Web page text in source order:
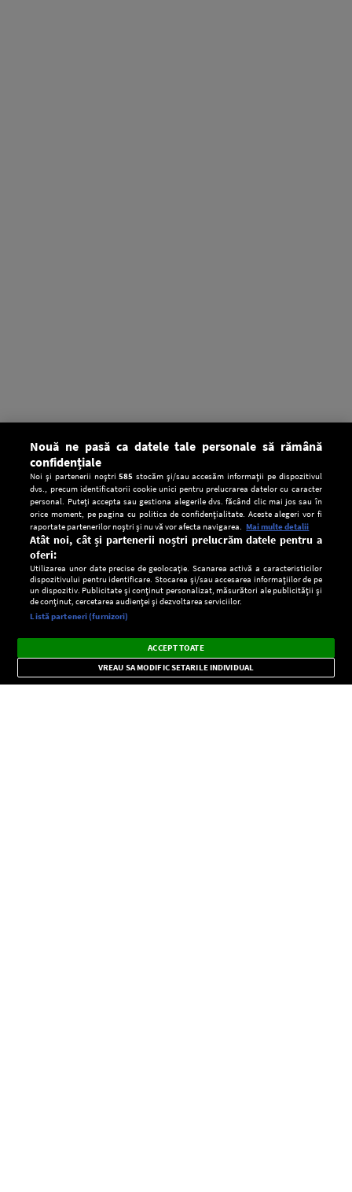
CONFIDENŢIALITATE
Setări:
Dark
Mode
Radio live, podcasturi, știri și alerte
importante.
×
Nouă ne pasă ca datele tale personale să rămână
confidențiale
Noi și partenerii noștri585 stocăm și/sau accesăm informații pe dispozitivul
dvs., precum identificatorii cookie unici pentru prelucrarea datelor cu caracter
personal. Puteți accepta sau gestiona alegerile dvs. făcând clic mai jos sau în
orice moment, pe pagina cu politica de confidențialitate. Aceste alegeri vor fi
raportate partenerilor noștri și nu vă vor afecta navigarea. Mai multe detalii
Atât noi, cât și partenerii noștri prelucrăm datele pentru a
oferi:
Utilizarea unor date precise de geolocație. Scanarea activă a caracteristicilor
dispozitivului pentru identificare. Stocarea și/sau accesarea informațiilor de pe
un dispozitiv. Publicitate și conținut personalizat, măsurători ale publicității și
de conținut, cercetarea audienței și dezvoltarea serviciilor.
Listă parteneri (furnizori)
ACCEPT TOATE
VREAU SA MODIFIC SETARILE INDIVIDUAL